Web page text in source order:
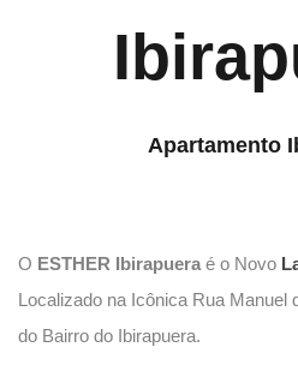
Apartamento
O ESTHER Ibirapuera é o Novo
Localizado na Icônica Rua Manuel
do Bairro do Ibirapuera.